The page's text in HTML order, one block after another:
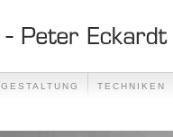
GESTALTUNG TECHNIKEN